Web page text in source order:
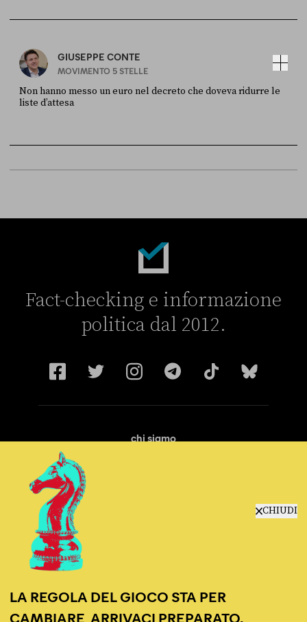
CHIUDI
LA REGOLA DEL GIOCO STA PER
CAMBIARE, ARRIVACI PREPARATO.
GIUSEPPE CONTE
MOVIMENTO 5 STELLE
Non hanno messo un euro nel decreto che doveva ridurre le
liste d’attesa
Fact-checking e informazione
politica dal 2012.
chi siamo